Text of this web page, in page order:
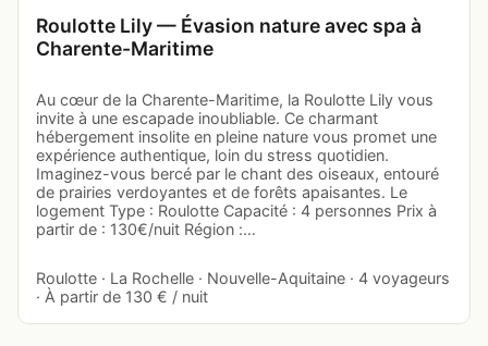
Roulotte Lily — Évasion nature avec spa à
Charente-Maritime
Au cœur de la Charente-Maritime, la Roulotte Lily vous
invite à une escapade inoubliable. Ce charmant
hébergement insolite en pleine nature vous promet une
expérience authentique, loin du stress quotidien.
Imaginez-vous bercé par le chant des oiseaux, entouré
de prairies verdoyantes et de forêts apaisantes. Le
logement Type : Roulotte Capacité : 4 personnes Prix à
partir de : 130€/nuit Région :…
Roulotte · La Rochelle · Nouvelle-Aquitaine · 4 voyageurs
· À partir de 130 € / nuit